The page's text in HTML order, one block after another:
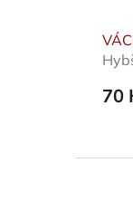
70